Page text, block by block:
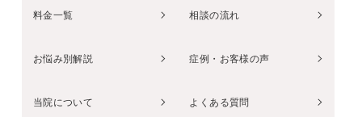
料金一覧 相談の流れ
お悩み別解説 症例・お客様の声
当院について よくある質問